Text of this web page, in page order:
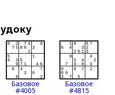
Базовое
#4005
Базовое
#4815